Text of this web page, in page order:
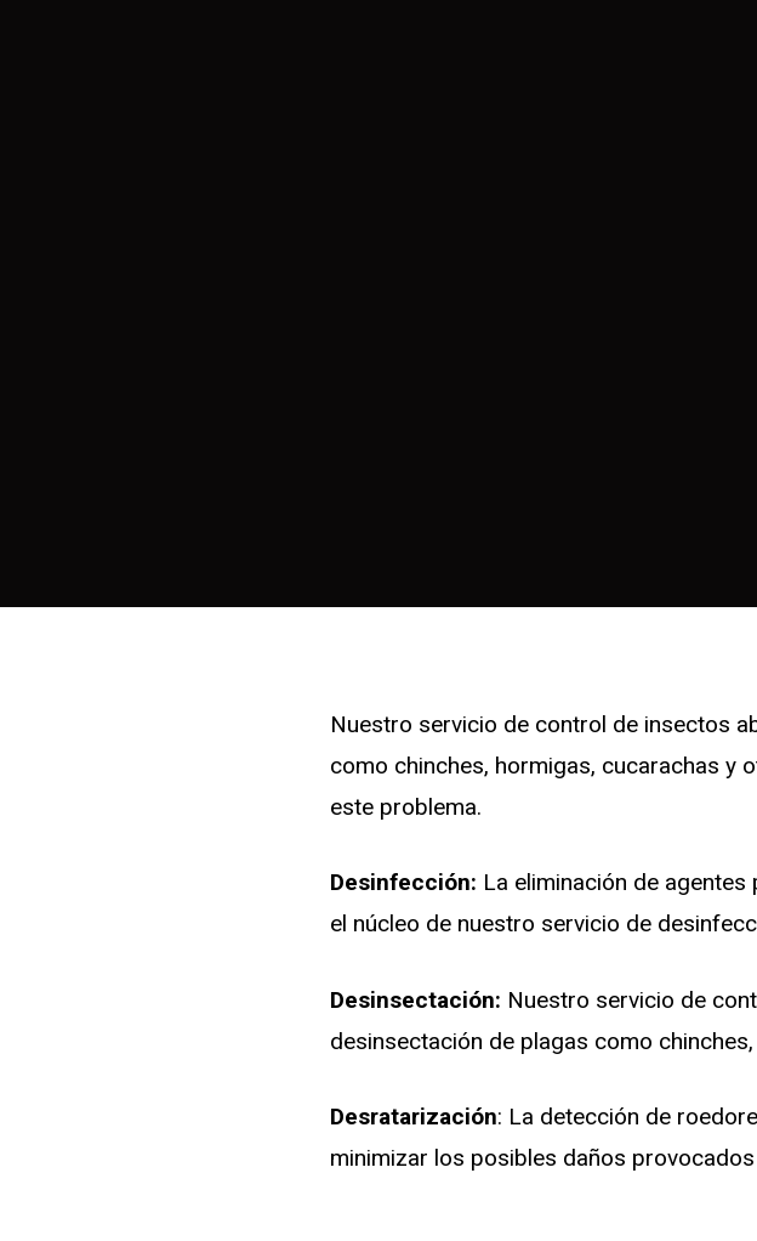
Nuestro servicio de control de insectos
como chinches, hormigas, cucarachas y
este problema.
Desinfección: La eliminación de
el núcleo de nuestro servicio de
Desinsectación: Nuestro servicio de
desinsectación de plagas como
Desratarización: La detección de
minimizar los posibles daños